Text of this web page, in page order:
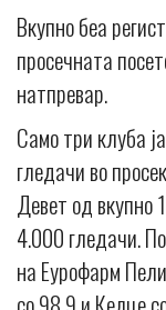
Вкупно беа
просечната
натпревар.
Само три клуба
гледачи во
Девет од вкупно
4.000 гледачи.
на Еурофарм